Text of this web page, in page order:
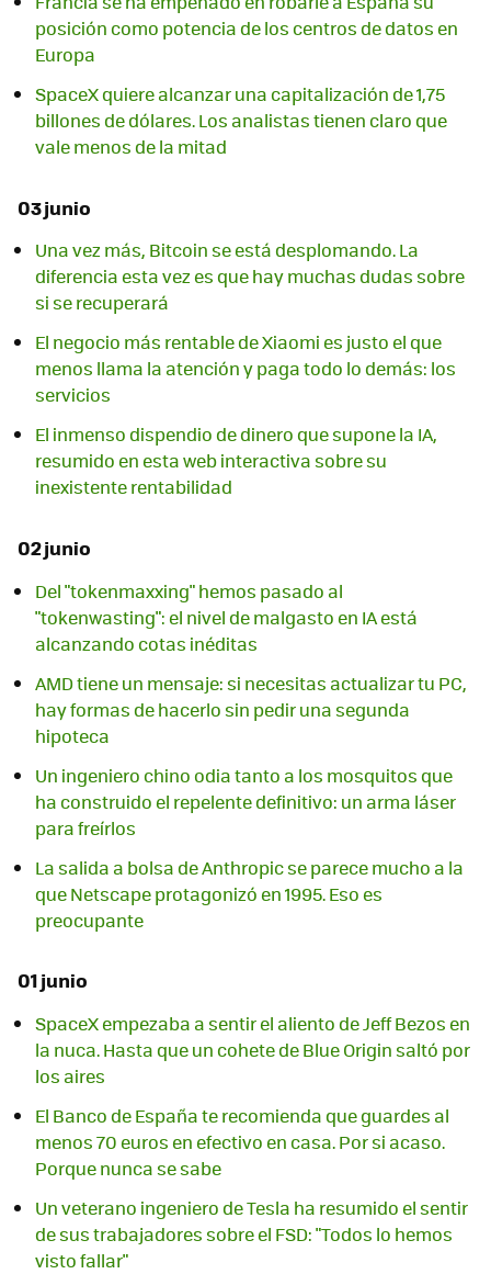
posición como potencia de los centros de datos en
Europa
SpaceX quiere alcanzar una capitalización de 1,75
billones de dólares. Los analistas tienen claro que
vale menos de la mitad
03 junio
Una vez más, Bitcoin se está desplomando. La
diferencia esta vez es que hay muchas dudas sobre
si se recuperará
El negocio más rentable de Xiaomi es justo el que
menos llama la atención y paga todo lo demás: los
servicios
El inmenso dispendio de dinero que supone la IA,
resumido en esta web interactiva sobre su
inexistente rentabilidad
02 junio
Del "tokenmaxxing" hemos pasado al
"tokenwasting": el nivel de malgasto en IA está
alcanzando cotas inéditas
AMD tiene un mensaje: si necesitas actualizar tu PC,
hay formas de hacerlo sin pedir una segunda
hipoteca
Un ingeniero chino odia tanto a los mosquitos que
ha construido el repelente definitivo: un arma láser
para freírlos
La salida a bolsa de Anthropic se parece mucho a la
que Netscape protagonizó en 1995. Eso es
preocupante
01 junio
SpaceX empezaba a sentir el aliento de Jeff Bezos en
la nuca. Hasta que un cohete de Blue Origin saltó por
los aires
El Banco de España te recomienda que guardes al
menos 70 euros en efectivo en casa. Por si acaso.
Porque nunca se sabe
Un veterano ingeniero de Tesla ha resumido el sentir
de sus trabajadores sobre el FSD: "Todos lo hemos
visto fallar"